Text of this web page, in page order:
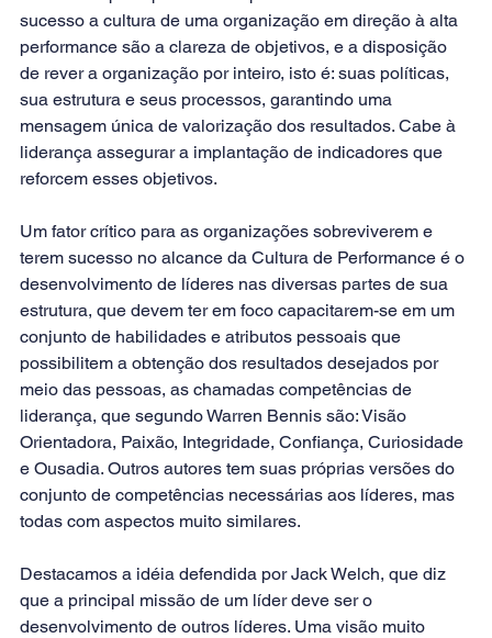
sucesso a cultura de uma organização em direção à alta
performance são a clareza de objetivos, e a disposição
de rever a organização por inteiro, isto é: suas políticas,
sua estrutura e seus processos, garantindo uma
mensagem única de valorização dos resultados. Cabe à
liderança assegurar a implantação de indicadores que
reforcem esses objetivos.
Um fator crítico para as organizações sobreviverem e
terem sucesso no alcance da Cultura de Performance é o
desenvolvimento de líderes nas diversas partes de sua
estrutura, que devem ter em foco capacitarem-se em um
conjunto de habilidades e atributos pessoais que
possibilitem a obtenção dos resultados desejados por
meio das pessoas, as chamadas competências de
liderança, que segundo Warren Bennis são: Visão
Orientadora, Paixão, Integridade, Confiança, Curiosidade
e Ousadia. Outros autores tem suas próprias versões do
conjunto de competências necessárias aos líderes, mas
todas com aspectos muito similares.
Destacamos a idéia defendida por Jack Welch, que diz
que a principal missão de um líder deve ser o
desenvolvimento de outros líderes. Uma visão muito